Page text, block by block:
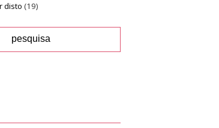
disto (19)